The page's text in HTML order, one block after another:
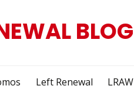
BLOG
Left Renewal LRAW